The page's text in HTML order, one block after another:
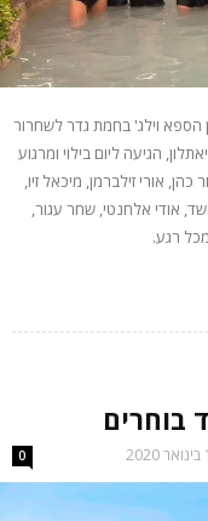
הספא וילג' בחמת גדר לשחרור
הגיעה ליום בילוי ומרגוע
אורי זילברמן, מיכאל זיו,
אודי אלחנטי, שחר עגור,
מכל רגע.
בוחרים
0